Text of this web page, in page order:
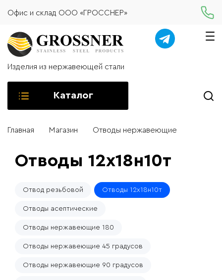
Офис и склад ООО «ГРОССНЕР»
Изделия из нержавеющей стали
Каталог
Главная Магазин Отводы нержавеющие
Отводы 12х18н10т
Отвод резьбовой Отводы 12х18н10т
Отводы асептические
Отводы нержавеющие 180
Отводы нержавеющие 45 градусов
Отводы нержавеющие 90 градусов